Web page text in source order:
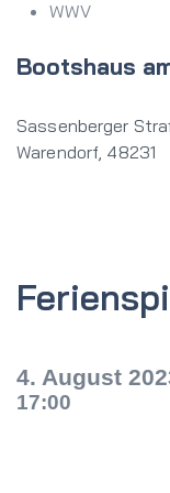
WWV
Bootshaus
Sassenberger
Warendorf, 48231
4. August
17:00